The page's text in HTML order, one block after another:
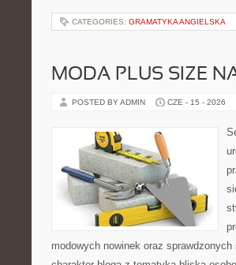
CATEGORIES: GRAMATYKA ANGIELSKA
MODA PLUS SIZE
POSTED BY ADMIN CZE - 15 - 2026
modowych nowinek oraz